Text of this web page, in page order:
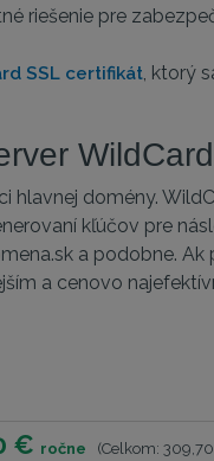
riešenie pre
SSL certifikát, ktorý
WildCard
hlavnej domény.
kľúčov pre
a podobne.
a cenovo
€ ročne (Celkom: